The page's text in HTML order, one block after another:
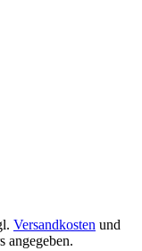
Versandkosten und
angegeben.